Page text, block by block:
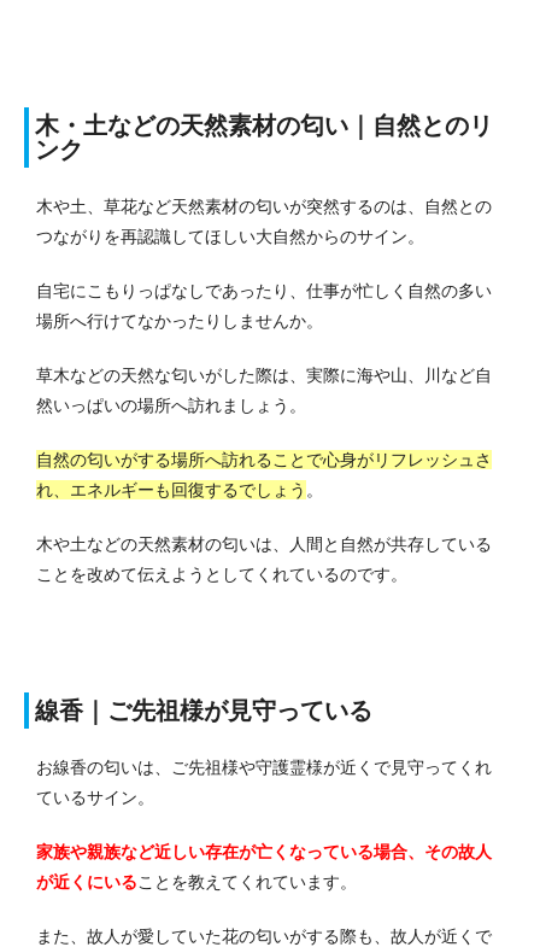
木・土などの天然素材の匂い｜自然とのリ
ンク
木や土、草花など天然素材の匂いが突然するのは、自然との
つながりを再認識してほしい大自然からのサイン。
自宅にこもりっぱなしであったり、仕事が忙しく自然の多い
場所へ行けてなかったりしませんか。
草木などの天然な匂いがした際は、実際に海や山、川など自
然いっぱいの場所へ訪れましょう。
自然の匂いがする場所へ訪れることで心身がリフレッシュさ
れ、エネルギーも回復するでしょう 。
木や土などの天然素材の匂いは、人間と自然が共存している
ことを改めて伝えようとしてくれているのです。
線香｜ご先祖様が見守っている
お線香の匂いは、ご先祖様や守護霊様が近くで見守ってくれ
ているサイン。
家族や親族など近しい存在が亡くなっている場合、その故人
が近くにいることを教えてくれています。
また、故人が愛していた花の匂いがする際も、故人が近くで